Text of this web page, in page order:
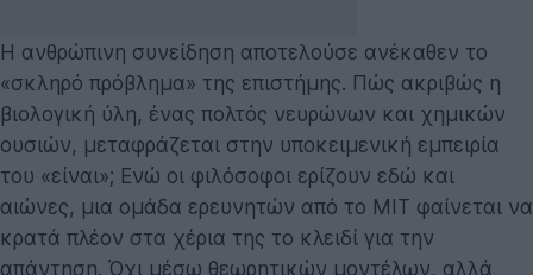
Η ανθρώπινη συνείδηση αποτελούσε ανέκαθεν το
«σκληρό πρόβλημα» της επιστήμης. Πώς ακριβώς η
βιολογική ύλη, ένας πολτός νευρώνων και χημικών
ουσιών, μεταφράζεται στην υποκειμενική εμπειρία
του «είναι»; Ενώ οι φιλόσοφοι ερίζουν εδώ και
αιώνες, μια ομάδα ερευνητών από το MIT φαίνεται να
κρατά πλέον στα χέρια της το κλειδί για την
απάντηση. Όχι μέσω θεωρητικών μοντέλων, αλλά